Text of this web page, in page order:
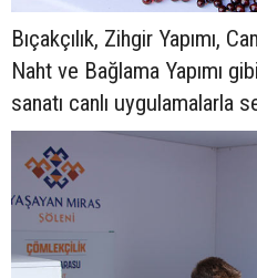
Bıçakçılık, Zihgir Yapımı,
Naht ve Bağlama Yapımı
sanatı canlı uygulamalarla